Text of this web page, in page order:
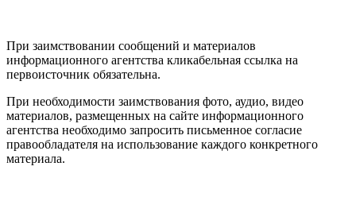
При заимствовании сообщений и материалов
информационного агентства кликабельная ссылка на
первоисточник обязательна.
При необходимости заимствования фото, аудио, видео
материалов, размещенных на сайте информационного
агентства необходимо запросить письменное согласие
правообладателя на использование каждого конкретного
материала.